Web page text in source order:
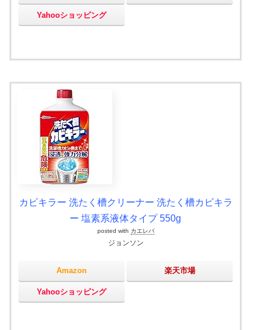
Yahooショッピング
カビキラー 洗たく槽クリーナー 洗たく槽カビキラ
ー 塩素系液体タイプ 550g
posted with カエレバ
ジョンソン
Amazon 楽天市場
Yahooショッピング